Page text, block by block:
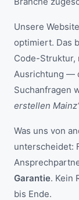
Unsere
optimiert. Das
Code-Struktur,
Ausrichtung —
Suchanfragen
erstellen
Was uns von
unterscheidet:
Garantie. Kein
bis Ende.